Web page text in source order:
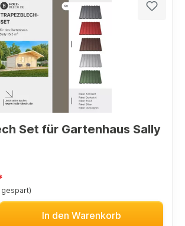
Set für Gartenhaus Sally
gespart)
In den Warenkorb